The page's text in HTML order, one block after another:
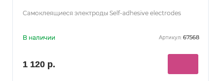
Самоклеящиеся электроды Self-adhesive electrodes
В наличии Артикул: 67568
1 120 р.